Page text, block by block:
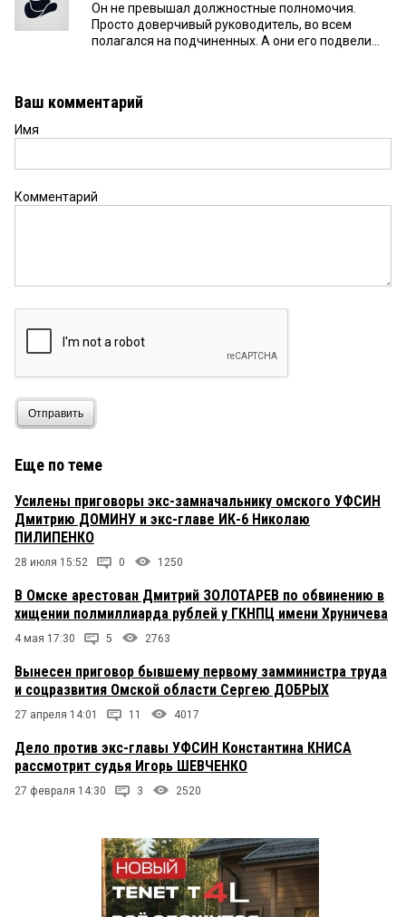
Он не превышал должностные полномочия.
Просто доверчивый руководитель, во всем
полагался на подчиненных. А они его подвели...
Ваш комментарий
Имя
Комментарий
Отправить
Еще по теме
Усилены приговоры экс-замначальнику омского УФСИН
Дмитрию ДОМИНУ и экс-главе ИК-6 Николаю
ПИЛИПЕНКО
28 июля 15:52 0 1250
В Омске арестован Дмитрий ЗОЛОТАРЕВ по обвинению в
хищении полмиллиарда рублей у ГКНПЦ имени Хруничева
4 мая 17:30 5 2763
Вынесен приговор бывшему первому замминистра труда
и соцразвития Омской области Сергею ДОБРЫХ
27 апреля 14:01 11 4017
Дело против экс-главы УФСИН Константина КНИСА
рассмотрит судья Игорь ШЕВЧЕНКО
27 февраля 14:30 3 2520